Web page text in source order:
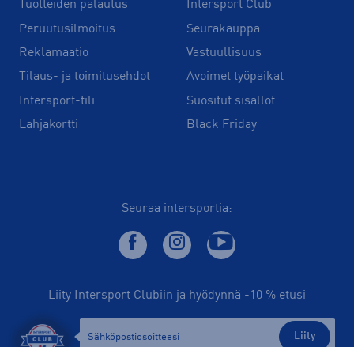
Tuotteiden palautus
Peruutusilmoitus
Reklamaatio
Tilaus- ja toimitusehdot
Intersport-tili
Lahjakortti
Intersport Club
Seurakauppa
Vastuullisuus
Avoimet työpaikat
Suositut sisällöt
Black Friday
Seuraa intersportia:
Liity Intersport Clubiin ja hyödynnä -10 % etusi
Liity